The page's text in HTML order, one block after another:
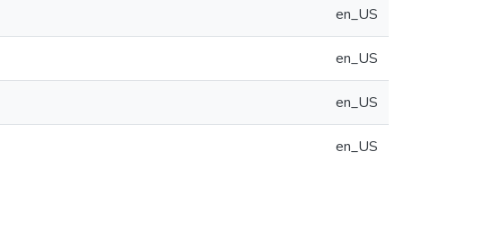
en_US
en_US
en_US
en_US